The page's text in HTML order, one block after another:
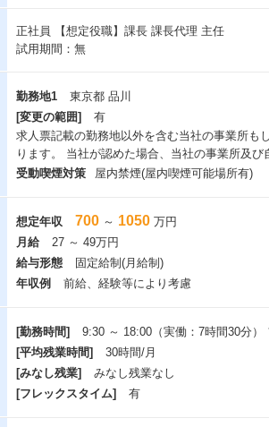
正社員
【想定役職】課長 課長代理 主任
試用期間：無
勤務地1
東京都 品川
[変更の範囲]
有
求人票記載の勤務地以外を含む当社の事業所も
ります。 当社が認めた場合、当社の事業所及び
受動喫煙対策
屋内禁煙(屋内喫煙可能場所有)
想定年収 700 ～ 1050 万円
月給
27 ～ 49万円
給与形態
固定給制(月給制)
年収例
前給、経験等により考慮
[勤務時間]
9:30 ～ 18:00（実働：7時間30分
[平均残業時間]
30時間/月
[みなし残業]
みなし残業なし
[フレックスタイム]
有